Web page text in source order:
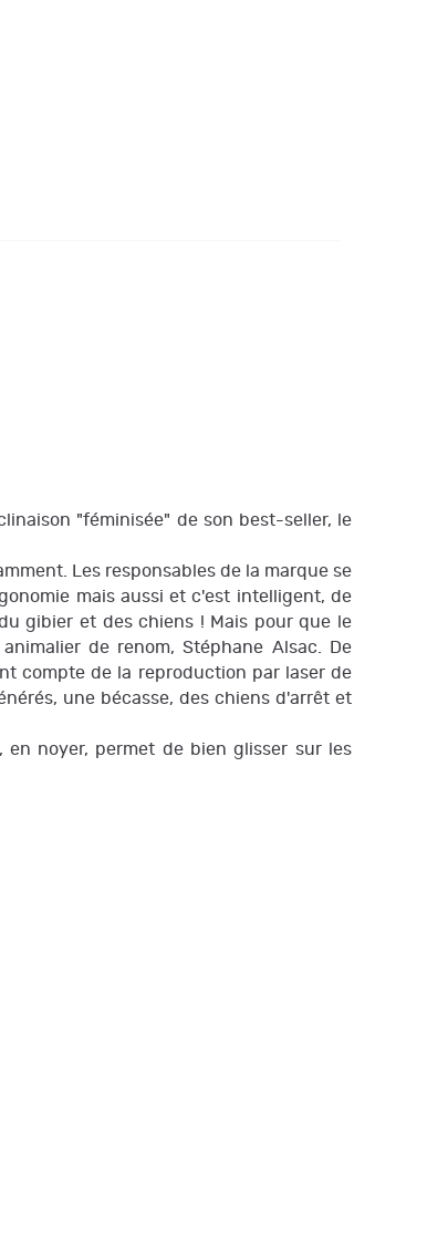
"féminisée" de son best-seller, le
Les responsables de la marque se
mais aussi et c'est intelligent, de
gibier et des chiens ! Mais pour que le
de renom, Stéphane Alsac. De
compte de la reproduction par laser de
une bécasse, des chiens d'arrêt et
noyer, permet de bien glisser sur les